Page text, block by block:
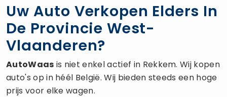
Uw Auto Verkopen Elders In
De Provincie West-
Vlaanderen?
AutoWaas is niet enkel actief in Rekkem. Wij kopen
auto's op in héél België. Wij bieden steeds een hoge
prijs voor elke wagen.